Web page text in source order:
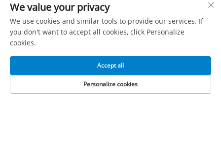
Indsend
We value your privacy
We use cookies and similar tools to provide our services. If
you don't want to accept all cookies, click Personalize
cookies.
Personalize cookies
Accept all